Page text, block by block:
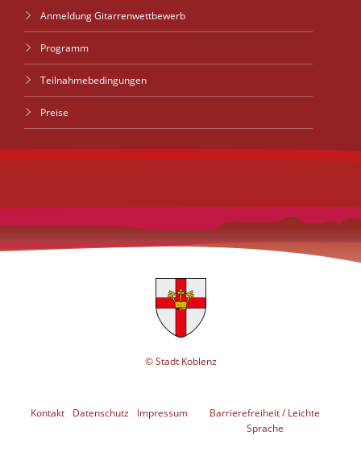
Anmeldung Gitarrenwettbewerb
Programm
Teilnahmebedingungen
Preise
© Stadt Koblenz
Kontakt Datenschutz Impressum
Barrierefreiheit / Leichte
Sprache